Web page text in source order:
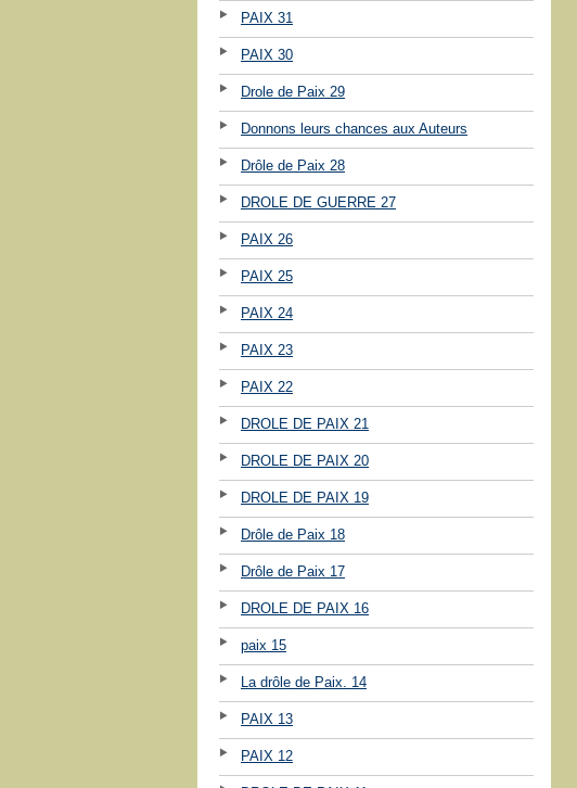
PAIX 31
PAIX 30
Drole de Paix 29
Donnons leurs chances aux Auteurs
Drôle de Paix 28
DROLE DE GUERRE 27
PAIX 26
PAIX 25
PAIX 24
PAIX 23
PAIX 22
DROLE DE PAIX 21
DROLE DE PAIX 20
DROLE DE PAIX 19
Drôle de Paix 18
Drôle de Paix 17
DROLE DE PAIX 16
paix 15
La drôle de Paix. 14
PAIX 13
PAIX 12